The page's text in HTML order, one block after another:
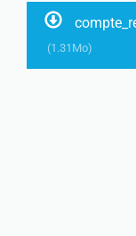
(1.31Mo)